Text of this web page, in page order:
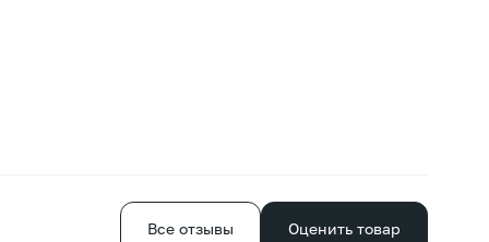
Все отзывы Оценить товар